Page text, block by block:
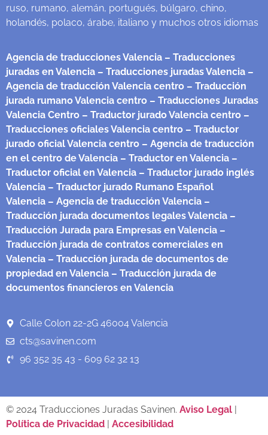
ruso, rumano, alemán, portugués, búlgaro, chino,
holandés, polaco, árabe, italiano y muchos otros idiomas
Agencia de traducciones Valencia – Traducciones
juradas en Valencia – Traducciones juradas Valencia –
Agencia de traducción Valencia centro – Traducción
jurada rumano Valencia centro – Traducciones Juradas
Valencia Centro – Traductor jurado Valencia centro –
Traducciones oficiales Valencia centro – Traductor
jurado oficial Valencia centro – Agencia de traducción
en el centro de Valencia – Traductor en Valencia –
Traductor oficial en Valencia – Traductor jurado inglés
Valencia – Traductor jurado Rumano Español
Valencia – Agencia de traducción Valencia –
Traducción jurada documentos legales Valencia –
Traducción Jurada para Empresas en Valencia –
Traducción jurada de contratos comerciales en
Valencia – Traducción jurada de documentos de
propiedad en Valencia – Traducción jurada de
documentos financieros en Valencia
Calle Colon 22-2G 46004 Valencia
cts@savinen.com
96 352 35 43 - 609 62 32 13
© 2024 Traducciones Juradas Savinen. Aviso Legal |
Política de Privacidad | Accesibilidad